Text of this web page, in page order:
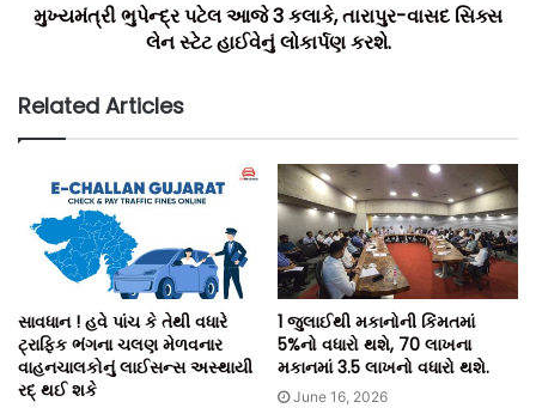
ઉલ્લેખનીય છેકે, ક્રેડાઈ ફાઉન્ડેશન ઉદ્દઘાટન કાર્યક્રમમાં
મોટીસંખ્યામાં હોદ્દેદારો અને સભ્યો ઉપસ્થિત રહ્યા હતા. આ પ્રસંગે
મહિલાઓની નવી રચાયેલી મહિલા વિંગ પણ ઉપસ્થિત રહીને,
કાર્યક્રમની શોભા વધારી હતી.
મુખ્યમંત્રી ભુપેન્દ્ર પટેલ આજે 3 કલાકે, તારાપુર-વાસદ સિક્સ
લેન સ્ટેટ હાઈવેનું લોકાર્પણ કરશે.
Related Articles
સાવધાન ! હવે પાંચ કે તેથી વધારે
ટ્રાફિક ભંગના ચલણ મેળવનાર
વાહનચાલકોનું લાઈસન્સ અસ્થાયી
રદ્ થઈ શકે
1 જુલાઈથી મકાનોની કિંમતમાં
5%નો વધારો થશે, 70 લાખના
મકાનમાં 3.5 લાખનો વધારો થશે.
June 16, 2026